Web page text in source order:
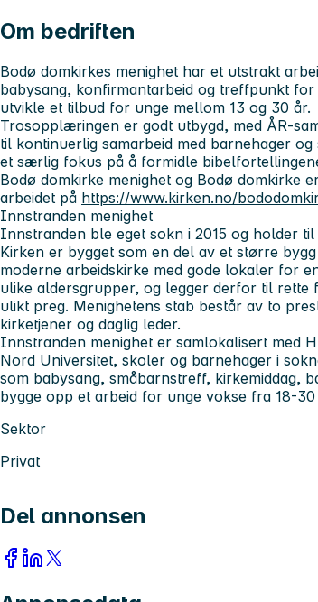
Om bedriften
Bodø domkirkes menighet har et utstrakt
babysang, konfirmantarbeid og treffpunkt
utvikle et tilbud for unge mellom 13 og 30 år.
Trosopplæringen er godt utbygd, med ÅR-
til kontinuerlig samarbeid med barnehager
et særlig fokus på å formidle
Bodø domkirke menighet og Bodø domkirke
arbeidet på https://www.kirken.no/
Innstranden menighet
Innstranden ble eget sokn i 2015 og holder
Kirken er bygget som en del av et større
moderne arbeidskirke med gode lokaler for
ulike aldersgrupper, og legger derfor til rette
ulikt preg. Menighetens stab består av to
kirketjener og daglig leder.
Innstranden menighet er samlokalisert med
Nord Universitet, skoler og barnehager i
som babysang, småbarnstreff, kirkemiddag,
bygge opp et arbeid for unge vokse fra 18-30
Sektor
Privat
Del annonsen